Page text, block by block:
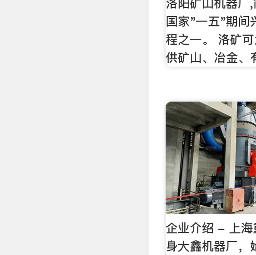
洛阳矿山机器厂
国家"一五"期间
程之一。 洛矿
供矿山、冶金、
企业介绍 - 上海
身大鑫机器厂，